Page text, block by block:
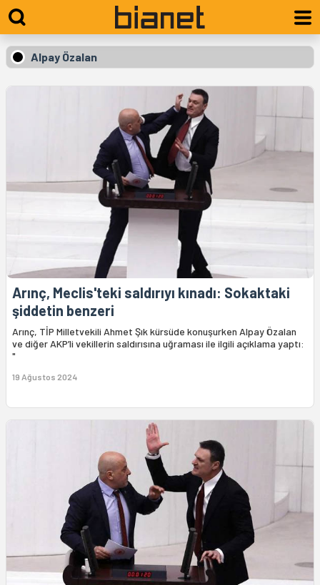
Alpay Özalan
Arınç, Meclis'teki saldırıyı kınadı: Sokaktaki
şiddetin benzeri
Arınç, TİP Milletvekili Ahmet Şık kürsüde konuşurken Alpay Özalan
ve diğer AKP’li vekillerin saldırısına uğraması ile ilgili açıklama yaptı:
"
19 Ağustos 2024